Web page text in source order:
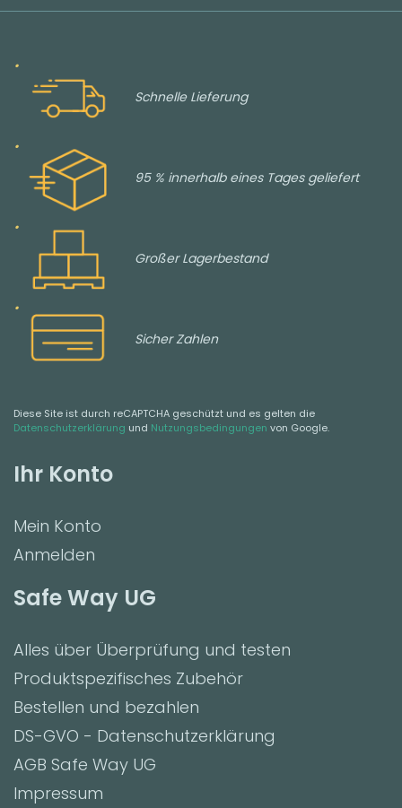
Schnelle Lieferung
95 % innerhalb eines Tages geliefert
Großer Lagerbestand
Sicher Zahlen
Diese Site ist durch reCAPTCHA geschützt und es gelten die
Datenschutzerklärung und Nutzungsbedingungen von Google.
Safe Way UG
Alles über Überprüfung und testen
Produktspezifisches Zubehör
Bestellen und bezahlen
DS-GVO - Datenschutzerklärung
AGB Safe Way UG
Impressum
Ihr Konto
Mein Konto
Anmelden